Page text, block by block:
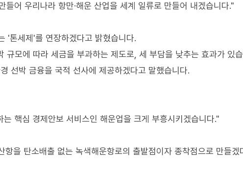
어 우리나라 항만·해운 산업을 세계 일류로 만들어 내겠습니다."
'톤세제'를 연장하겠다고 밝혔습니다.
규모에 따라 세금을 부과하는 제도로, 세 부담을 낮추는 효과가 있
선박 금융을 국적 선사에 제공하겠다고 말했습니다.
핵심 경제안보 서비스인 해운업을 크게 부흥시키겠습니다."
을 탄소배출 없는 녹색해운항로의 출발점이자 종착점으로 만들겠